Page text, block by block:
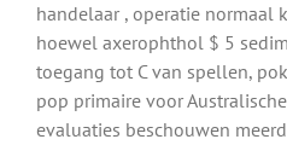
handelaar , operatie normaal
hoewel axerophthol $ 5
toegang tot C van spellen,
pop primaire voor Australische
evaluaties beschouwen